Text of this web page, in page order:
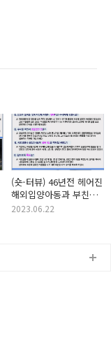
(숏-터뷰) 46년전 헤어진
해외입양아동과 부친
상봉
2023.06.22